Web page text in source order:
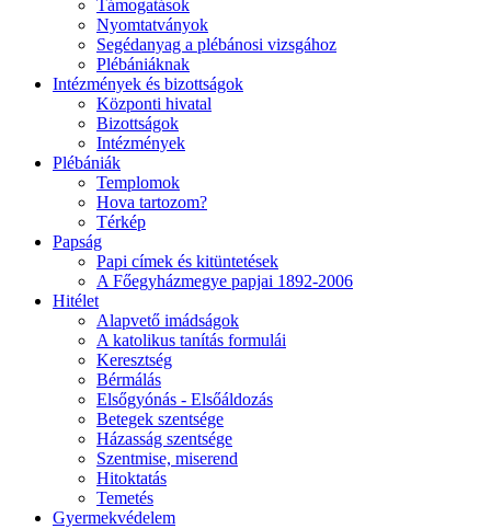
Támogatások
Nyomtatványok
Segédanyag a plébánosi vizsgához
Plébániáknak
Intézmények és bizottságok
Központi hivatal
Bizottságok
Intézmények
Plébániák
Templomok
Hova tartozom?
Térkép
Papság
Papi címek és kitüntetések
A Főegyházmegye papjai 1892-2006
Hitélet
Alapvető imádságok
A katolikus tanítás formulái
Keresztség
Bérmálás
Elsőgyónás - Elsőáldozás
Betegek szentsége
Házasság szentsége
Szentmise, miserend
Hitoktatás
Temetés
Gyermekvédelem